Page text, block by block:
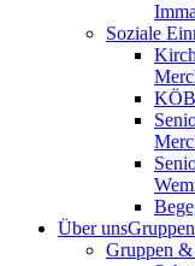
Soziale
Über uns
Gruppen &